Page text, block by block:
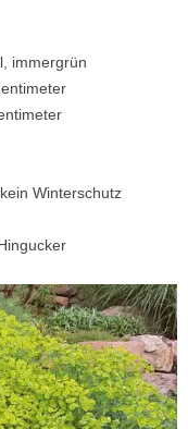
immergrün
Winterschutz